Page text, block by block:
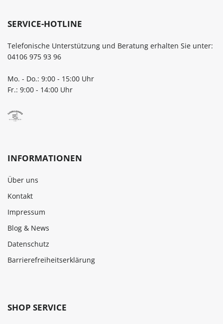
SERVICE-HOTLINE
Telefonische Unterstützung und Beratung erhalten Sie unter:
04106 975 93 96
Mo. - Do.: 9:00 - 15:00 Uhr
Fr.: 9:00 - 14:00 Uhr
INFORMATIONEN
Über uns
Kontakt
Impressum
Blog & News
Datenschutz
Barrierefreiheitserklärung
SHOP SERVICE